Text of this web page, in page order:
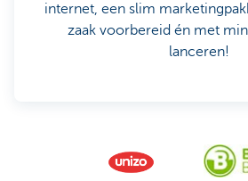
internet, een slim
zaak voorbereid én met
lanceren!